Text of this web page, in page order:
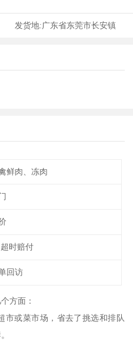
发货地:广东省东莞市长安镇
鲜肉、冻肉
时赔付
回访
方面：
市或菜市场，省去了挑选和排队